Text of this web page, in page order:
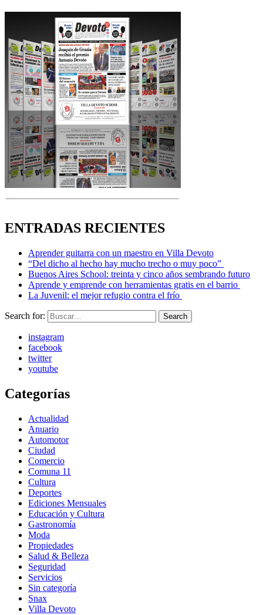
ENTRADAS RECIENTES
Aprender guitarra con un maestro en Villa Devoto
“Del dicho al hecho hay mucho trecho o muy poco”
Buenos Aires School: treinta y cinco años sembrando futuro
Aprende y emprende con herramientas gratis en el barrio
La Juvenil: el mejor refugio contra el frío
Search for: Search
instagram
facebook
twitter
youtube
Categorías
Actualidad
Anuario
Automotor
Ciudad
Comercio
Comuna 11
Cultura
Deportes
Ediciones Mensuales
Educación y Cultura
Gastronomía
Moda
Propiedades
Salud & Belleza
Seguridad
Servicios
Sin categoría
Snax
Villa Devoto